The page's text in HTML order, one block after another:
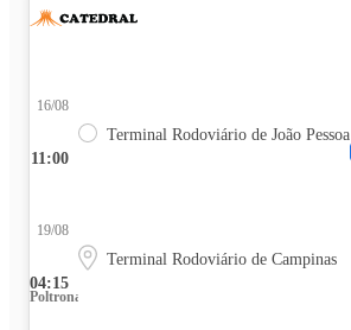
11:00
16/08
Terminal Rodoviário de João Pessoa
04:15
19/08
Terminal Rodoviário de Campinas
Poltrona